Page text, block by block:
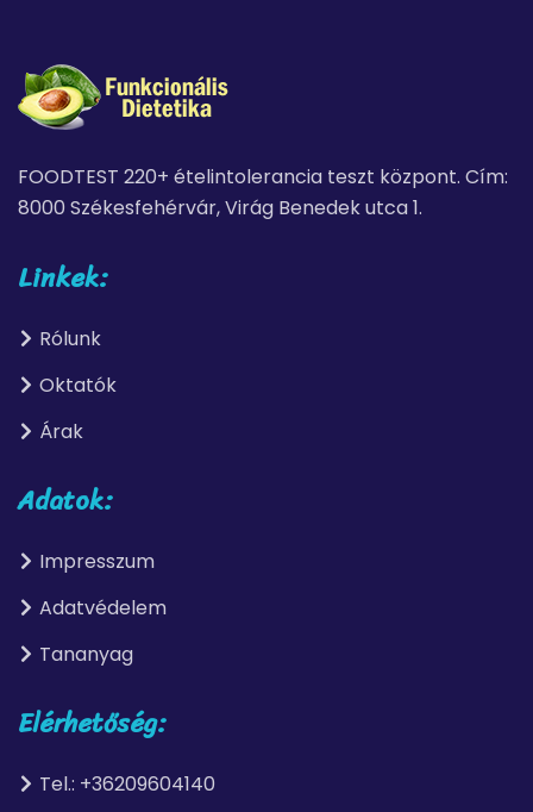
FOODTEST 220+ ételintolerancia teszt központ. Cím:
8000 Székesfehérvár, Virág Benedek utca 1.
Linkek:
Rólunk
Oktatók
Árak
Adatok:
Impresszum
Adatvédelem
Tananyag
Elérhetőség:
Tel.: +36209604140